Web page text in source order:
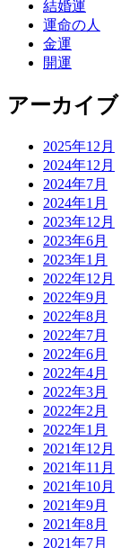
結婚運
運命の人
金運
開運
アーカイブ
2025年12月
2024年12月
2024年7月
2024年1月
2023年12月
2023年6月
2023年1月
2022年12月
2022年9月
2022年8月
2022年7月
2022年6月
2022年4月
2022年3月
2022年2月
2022年1月
2021年12月
2021年11月
2021年10月
2021年9月
2021年8月
2021年7月